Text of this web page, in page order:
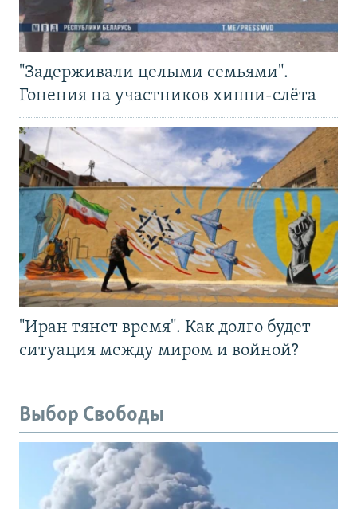
"Задерживали целыми семьями".
Гонения на участников хиппи-слёта
"Иран тянет время". Как долго будет
ситуация между миром и войной?
Выбор Свободы